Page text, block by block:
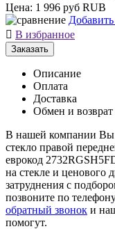
Цена: 1 996 руб RUB
 В избранное
Заказать
Описание
Оплата
Доставка
Обмен и возврат
В нашей компании Вы
стекло правой
еврокод
на стекле и ценового
затруднения с
позвоните по
обратный звонок и
помогут.